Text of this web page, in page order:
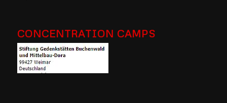
CONCENTRATION CAMPS